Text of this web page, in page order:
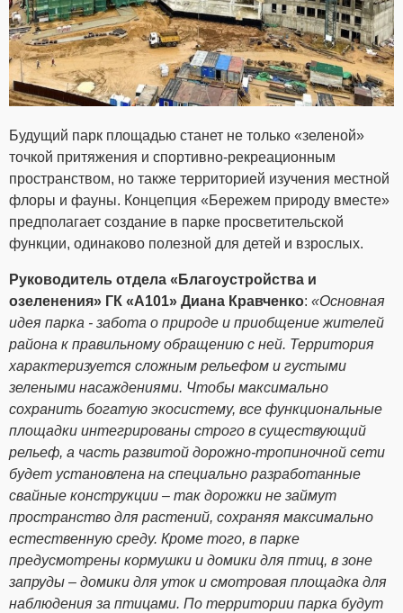
Будущий парк площадью станет не только «зеленой»
точкой притяжения и спортивно-рекреационным
пространством, но также территорией изучения местной
флоры и фауны. Концепция «Бережем природу вместе»
предполагает создание в парке просветительской
функции, одинаково полезной для детей и взрослых.
Руководитель отдела «Благоустройства и
озеленения» ГК «А101» Диана Кравченко: «Основная
идея парка - забота о природе и приобщение жителей
района к правильному обращению с ней. Территория
характеризуется сложным рельефом и густыми
зелеными насаждениями. Чтобы максимально
сохранить богатую экосистему, все функциональные
площадки интегрированы строго в существующий
рельеф, а часть развитой дорожно-тропиночной сети
будет установлена на специально разработанные
свайные конструкции – так дорожки не займут
пространство для растений, сохраняя максимально
естественную среду. Кроме того, в парке
предусмотрены кормушки и домики для птиц, в зоне
запруды – домики для уток и смотровая площадка для
наблюдения за птицами. По территории парка будут